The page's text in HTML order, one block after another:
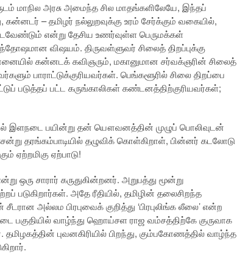
மாநில அரசு அமைந்த சில மாதங்களிலேயே, இந்தப்
கன்னடர் – தமிழர் நல்லுறவுக்கு உரம் சேர்க்கும் வகையில்,
என்று தேசிய உணர்வுள்ள பெருமக்கள்
விஷயம். திருவள்ளுவர் சிலைத் திறப்புக்கு
கன்னடக் கவிஞரும், மகானுமான சர்வக்ஞரின் சிலைத்
பாராட்டுக்குரியவர்கள். பெங்களூரில் சிலை திறப்பை
படுத்தப் பட்ட கருங்காலிகள் கண்டனத்திற்குரியவர்கள்;
இளநடை பயின்று தன் யௌவனத்தின் முழுப் பொலிவுடன்
தரங்கம்பாடியில் தழுவிக் கொள்கிறாள், பின்னர் கடலோடு
ஏற்றமிகு ஏற்பாடு!
ஒரு சாரார் கருதுகின்றனர். அறுபத்து மூன்று
படுகிறார்கள். அதே ரீதியில், தமிழின் தலைசிறந்த
அல்லம பிரபுவைக் குறித்து ‘பிரபுலிங்க லீலை’ என்ற
பகுதியில் வாழ்ந்து ஹொய்சள ராஜ வம்சத்திற்கே குருவாக
புவனகிரியில் பிறந்து, கும்பகோணத்தில் வாழ்ந்த